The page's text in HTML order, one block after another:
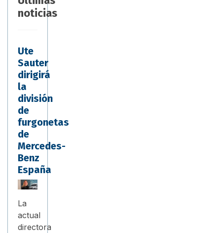
noticias
Ute
Sauter
dirigirá
la
división
de
furgonetas
de
Mercedes-
Benz
España
La
actual
directora